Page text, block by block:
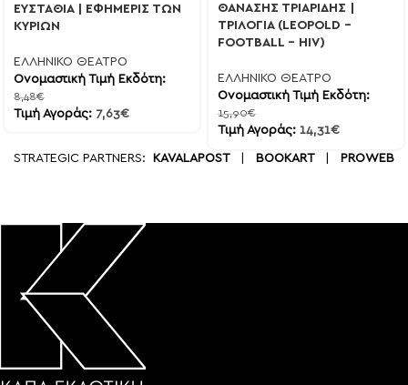
ΕΥΣΤΑΘΙΑ | ΕΦΗΜΕΡΙΣ ΤΩΝ
ΚΥΡΙΩΝ
ΕΛΛΗΝΙΚΟ ΘΕΑΤΡΟ
Ονομαστική Τιμή Εκδότη:
8,48€
Τιμή Αγοράς: 7,63€
ΘΑΝΑΣΗΣ ΤΡΙΑΡΙΔΗΣ |
ΤΡΙΛΟΓΙΑ (LEOPOLD –
FOOTBALL – HIV)
ΕΛΛΗΝΙΚΟ ΘΕΑΤΡΟ
Ονομαστική Τιμή Εκδότη:
15,90€
Τιμή Αγοράς: 14,31€
STRATEGIC PARTNERS: KAVALAPOST| BOOKART| PROWEB